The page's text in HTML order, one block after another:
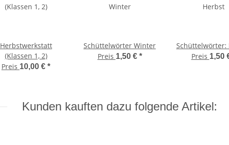
Herbstwerkstatt
(Klassen 1, 2)
Preis 10,00 € *
Schüttelwörter Winter
Preis 1,50 € *
Schüttelwörter:
Preis 1,50
Kunden kauften dazu folgende Artikel: